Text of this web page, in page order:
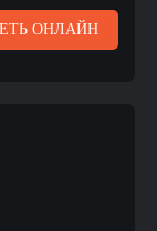
ОНЛАЙН